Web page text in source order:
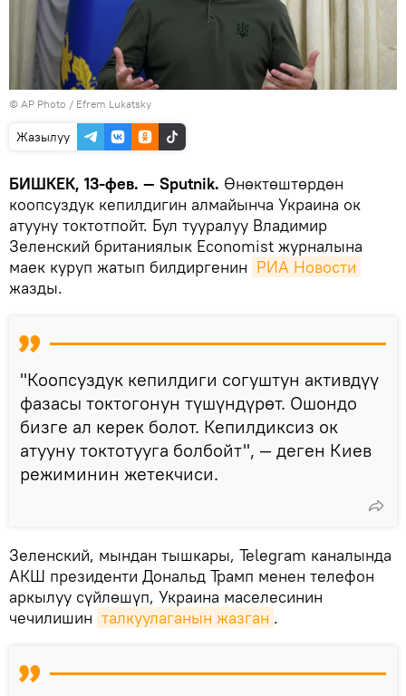
© AP Photo / Efrem Lukatsky
Жазылуу
БИШКЕК, 13-фев. — Sputnik. Өнөктөштөрдөн
коопсуздук кепилдигин алмайынча Украина ок
атууну токтотпойт. Бул тууралуу Владимир
Зеленский британиялык Economist журналына
маек куруп жатып билдиргенин РИА Новости
жазды.
"Коопсуздук кепилдиги согуштун активдүү
фазасы токтогонун түшүндүрөт. Ошондо
бизге ал керек болот. Кепилдиксиз ок
атууну токтотууга болбойт", — деген Киев
режиминин жетекчиси.
Зеленский, мындан тышкары, Telegram каналында
АКШ президенти Дональд Трамп менен телефон
аркылуу сүйлөшүп, Украина маселесинин
чечилишин талкуулаганын жазган .